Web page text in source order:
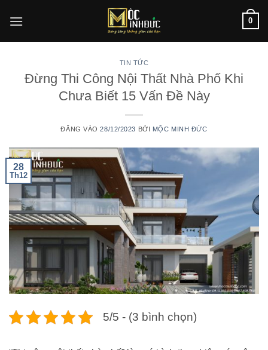
qua
0
TIN TỨC
Đừng Thi Công Nội Thất Nhà Phố Khi
Chưa Biết 15 Vấn Đề Này
ĐĂNG VÀO28/12/2023 BỞI MỘC MINH ĐỨC
28
Th12
5/5 - (3 bình chọn)